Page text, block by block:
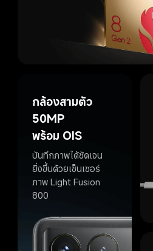
กล้องสามตัว
50MP
พร้อม OIS
บันทึกภาพได้ชัดเจน
ยิ่งขึ้นด้วยเซ็นเซอร์
ภาพ Light Fusion
800